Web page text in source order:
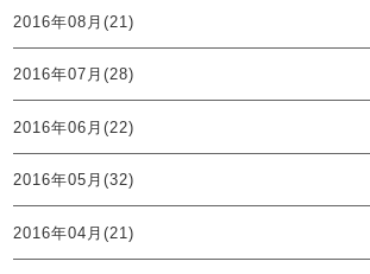
2016年08月(21)
2016年07月(28)
2016年06月(22)
2016年05月(32)
2016年04月(21)